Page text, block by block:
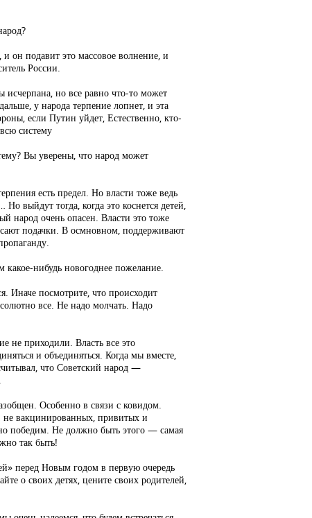
он подавит это массовое волнение, и
России.
исчерпана, но все равно что-то может
у народа терпение лопнет, и эта
если Путин уйдет, Естественно, кто-
систему
Вы уверены, что народ может
есть предел. Но власти тоже ведь
выйдут тогда, когда это коснется детей,
народ очень опасен. Власти это тоже
подачки. В осмновном, поддерживают
нибудь новогоднее пожелание.
Иначе посмотрите, что происходит
все. Не надо молчать. Надо
приходили. Власть все это
и объединяться. Когда мы вместе,
что Советский народ —
Особенно в связи с ковидом.
не вакцинированных, привитых и
победим. Не должно быть этого — самая
так быть!
перед Новым годом в первую очередь
о своих детях, цените своих родителей,